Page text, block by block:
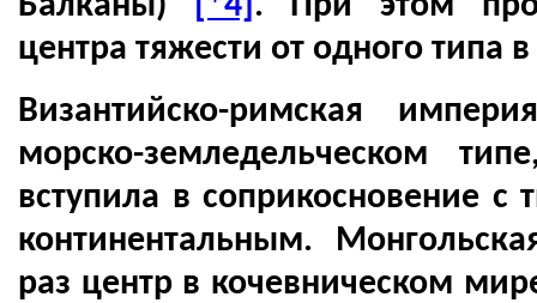
центра тяжести от одного типа
Византийско-римская
морско-земледельческом
вступила в соприкосновение с
континентальным.
раз центр в кочевническом